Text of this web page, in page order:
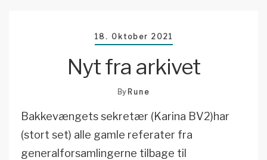
18. Oktober 2021
Nyt fra arkivet
By Rune
Bakkevængets sekretær (Karina BV2)har
(stort set) alle gamle referater fra
generalforsamlingerne tilbage til